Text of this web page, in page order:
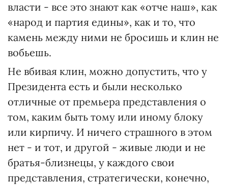
власти - все это знают как «отче наш», как
«народ и партия едины», как и то, что
камень между ними не бросишь и клин не
вобьешь.
Не вбивая клин, можно допустить, что у
Президента есть и были несколько
отличные от премьера представления о
том, каким быть тому или иному блоку
или кирпичу. И ничего страшного в этом
нет - и тот, и другой - живые люди и не
братья-близнецы, у каждого свои
представления, стратегически, конечно,